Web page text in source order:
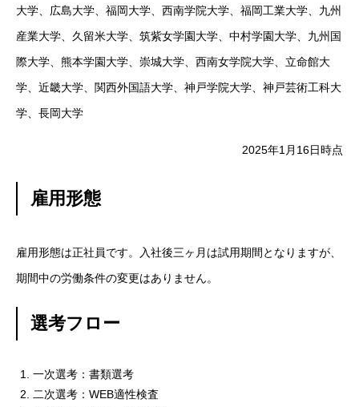
大学、広島大学、福岡大学、西南学院大学、福岡工業大学、九州
産業大学、久留米大学、筑紫女学園大学、中村学園大学、九州国
際大学、熊本学園大学、崇城大学、西南女学院大学、立命館大
学、近畿大学、関西外国語大学、神戸学院大学、神戸芸術工科大
学、長岡大学
2025年1月16日時点
雇用形態
雇用形態は正社員です。入社後三ヶ月は試用期間となりますが、
期間中の労働条件の変更はありません。
選考フロー
一次選考：書類選考
二次選考：WEB適性検査